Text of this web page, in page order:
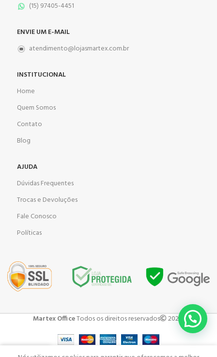
(15) 97405-4451
ENVIE UM E-MAIL
atendimento@lojasmartex.com.br
INSTITUCIONAL
Home
Quem Somos
Contato
Blog
AJUDA
Dúvidas Frequentes
Trocas e Devoluções
Fale Conosco
Políticas
Martex OfficeTodos os direitos reservados 2023 .